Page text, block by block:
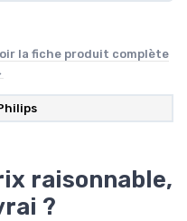
la fiche produit complète
raisonnable,
?